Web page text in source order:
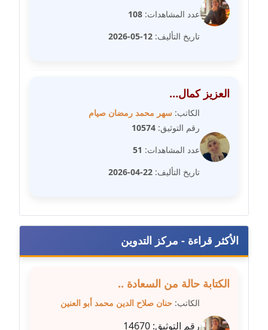
مدونة صفية الجيار
مدونة طلبة رضوان
مدونة طه ابوزيد
عاملة
مدونة عاصم عرابي
عاملة
مدونة عبد الحميد ابراهيم
عدد المشاهدات: 108
تاريخ التأليف: 12-05-2026
العزيز كمال…
الكاتب: سهر محمد رمضان صيام
رقم التوثيق: 10574
عدد المشاهدات: 51
تاريخ التأليف: 22-04-2026
الأكثر قراءة - مركز التدوين
الكتابة حالة من السعادة ..
الكاتب: حنان صلاح الدين محمد أبو العنين
رقم التوثيق: 14670